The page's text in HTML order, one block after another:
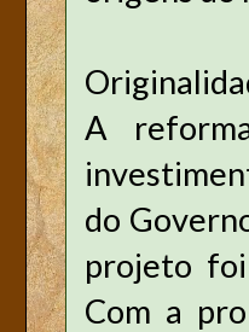
A
do
projeto foi
Com a